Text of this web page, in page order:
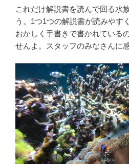
これだけ解説書を読んで回る水
う。1つ1つの解説書が読みやす
おかしく手書きで書かれている
せんよ。スタッフのみなさんに